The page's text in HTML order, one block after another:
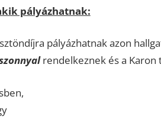
pályázhatnak:
pályázhatnak azon
rendelkeznek és a Karon